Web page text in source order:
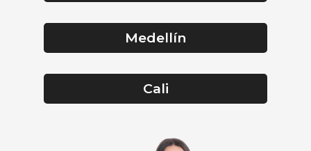
Medellín
Cali